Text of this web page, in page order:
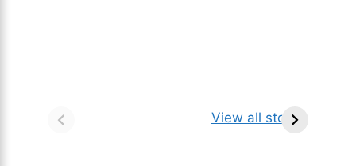
View all stories
किसे कहते है?
ज्योतिर्लिंग | नाम,